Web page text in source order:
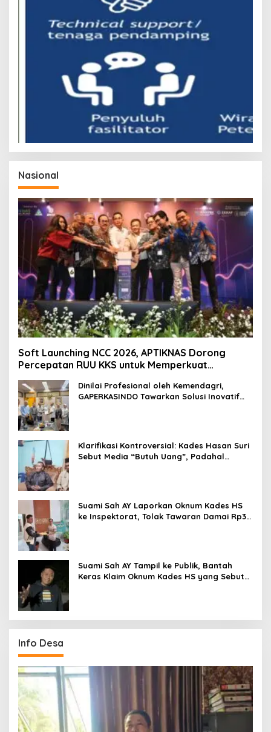
Nasional
Soft Launching NCC 2026, APTIKNAS Dorong
Percepatan RUU KKS untuk Memperkuat
Kedaulatan Digital Indonesia
Dinilai Profesional oleh Kemendagri,
GAPERKASINDO Tawarkan Solusi Inovatif
Klarifikasi Kontroversial: Kades Hasan Suri
Sebut Media “Butuh Uang”, Padahal
Suami Sah AY Laporkan Oknum Kades HS
ke Inspektorat, Tolak Tawaran Damai Rp3
Suami Sah AY Tampil ke Publik, Bantah
Keras Klaim Oknum Kades HS yang Sebut
Info Desa